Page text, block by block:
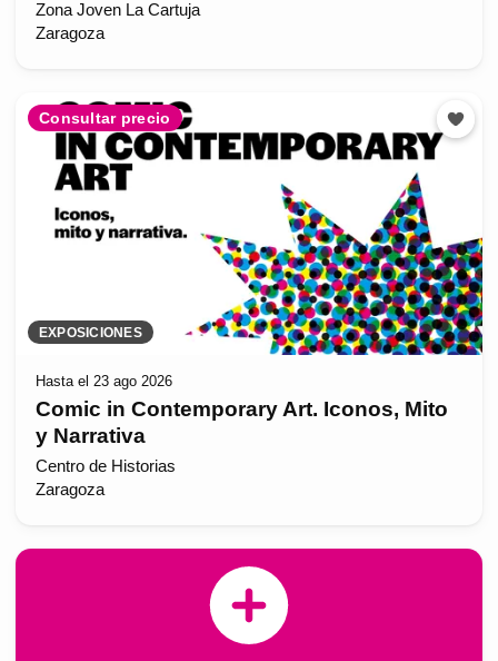
Zona Joven La Cartuja
Zaragoza
Consultar precio
EXPOSICIONES
Hasta el 23 ago 2026
Comic in Contemporary Art. Iconos, Mito
y Narrativa
Centro de Historias
Zaragoza